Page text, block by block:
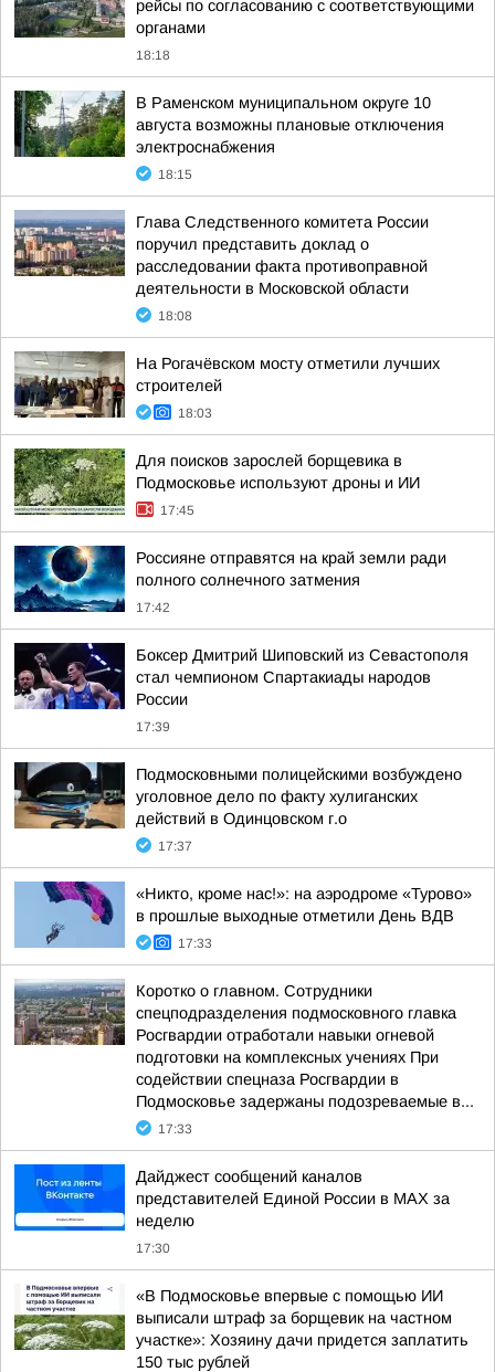
рейсы по согласованию с соответствующими
органами
18:18
В Раменском муниципальном округе 10
августа возможны плановые отключения
электроснабжения
18:15
Глава Следственного комитета России
поручил представить доклад о
расследовании факта противоправной
деятельности в Московской области
18:08
На Рогачёвском мосту отметили лучших
строителей
18:03
Для поисков зарослей борщевика в
Подмосковье используют дроны и ИИ
17:45
Россияне отправятся на край земли ради
полного солнечного затмения
17:42
Боксер Дмитрий Шиповский из Севастополя
стал чемпионом Спартакиады народов
России
17:39
Подмосковными полицейскими возбуждено
уголовное дело по факту хулиганских
действий в Одинцовском г.о
17:37
«Никто, кроме нас!»: на аэродроме «Турово»
в прошлые выходные отметили День ВДВ
17:33
Коротко о главном. Сотрудники
спецподразделения подмосковного главка
Росгвардии отработали навыки огневой
подготовки на комплексных учениях При
содействии спецназа Росгвардии в
Подмосковье задержаны подозреваемые в...
17:33
Дайджест сообщений каналов
представителей Единой России в МАХ за
неделю
17:30
«В Подмосковье впервые с помощью ИИ
выписали штраф за борщевик на частном
участке»: Хозяину дачи придется заплатить
150 тыс рублей